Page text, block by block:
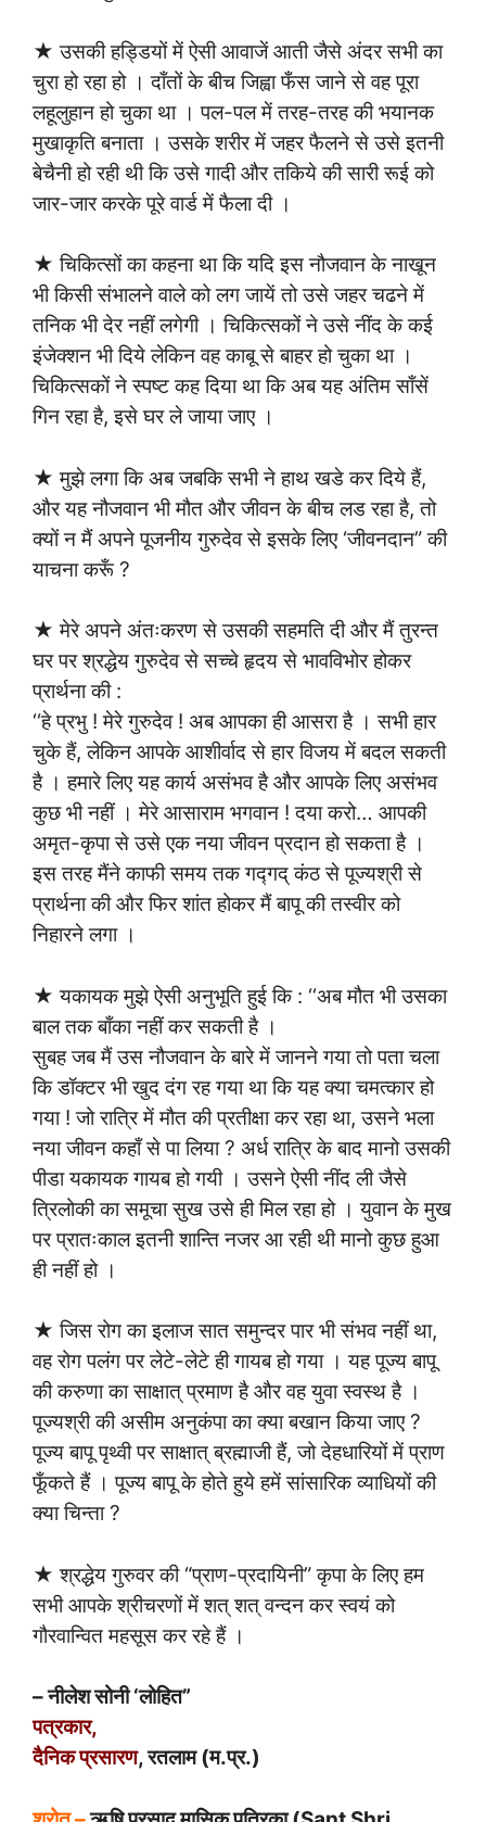
★ उसकी हड्डियों में ऐसी आवाजें आती जैसे अंदर सभी का
चुरा हो रहा हो । दाँतों के बीच जिह्वा फँस जाने से वह पूरा
लहूलुहान हो चुका था । पल-पल में तरह-तरह की भयानक
मुखाकृति बनाता । उसके शरीर में जहर फैलने से उसे इतनी
बेचैनी हो रही थी कि उसे गादी और तकिये की सारी रूई को
जार-जार करके पूरे वार्ड में फैला दी ।
★ चिकित्सों का कहना था कि यदि इस नौजवान के नाखून
भी किसी संभालने वाले को लग जायें तो उसे जहर चढने में
तनिक भी देर नहीं लगेगी । चिकित्सकों ने उसे नींद के कई
इंजेक्शन भी दिये लेकिन वह काबू से बाहर हो चुका था ।
चिकित्सकों ने स्पष्ट कह दिया था कि अब यह अंतिम साँसें
गिन रहा है, इसे घर ले जाया जाए ।
★ मुझे लगा कि अब जबकि सभी ने हाथ खडे कर दिये हैं,
और यह नौजवान भी मौत और जीवन के बीच लड रहा है, तो
क्यों न मैं अपने पूजनीय गुरुदेव से इसके लिए ‘जीवनदान” की
याचना करूँ ?
★ मेरे अपने अंतःकरण से उसकी सहमति दी और मैं तुरन्त
घर पर श्रद्धेय गुरुदेव से सच्चे हृदय से भावविभोर होकर
प्रार्थना की :
‘‘हे प्रभु ! मेरे गुरुदेव ! अब आपका ही आसरा है । सभी हार
चुके हैं, लेकिन आपके आशीर्वाद से हार विजय में बदल सकती
है । हमारे लिए यह कार्य असंभव है और आपके लिए असंभव
कुछ भी नहीं । मेरे आसाराम भगवान ! दया करो… आपकी
अमृत-कृपा से उसे एक नया जीवन प्रदान हो सकता है ।
इस तरह मैंने काफी समय तक गद्गद् कंठ से पूज्यश्री से
प्रार्थना की और फिर शांत होकर मैं बापू की तस्वीर को
निहारने लगा ।
★ यकायक मुझे ऐसी अनुभूति हुई कि : ‘‘अब मौत भी उसका
बाल तक बाँका नहीं कर सकती है ।
सुबह जब मैं उस नौजवान के बारे में जानने गया तो पता चला
कि डॉक्टर भी खुद दंग रह गया था कि यह क्या चमत्कार हो
गया ! जो रात्रि में मौत की प्रतीक्षा कर रहा था, उसने भला
नया जीवन कहाँ से पा लिया ? अर्ध रात्रि के बाद मानो उसकी
पीडा यकायक गायब हो गयी । उसने ऐसी नींद ली जैसे
त्रिलोकी का समूचा सुख उसे ही मिल रहा हो । युवान के मुख
पर प्रातःकाल इतनी शान्ति नजर आ रही थी मानो कुछ हुआ
ही नहीं हो ।
★ जिस रोग का इलाज सात समुन्दर पार भी संभव नहीं था,
वह रोग पलंग पर लेटे-लेटे ही गायब हो गया । यह पूज्य बापू
की करुणा का साक्षात् प्रमाण है और वह युवा स्वस्थ है ।
पूज्यश्री की असीम अनुकंपा का क्या बखान किया जाए ?
पूज्य बापू पृथ्वी पर साक्षात् ब्रह्माजी हैं, जो देहधारियों में प्राण
फूँकते हैं । पूज्य बापू के होते हुये हमें सांसारिक व्याधियों की
क्या चिन्ता ?
★ श्रद्धेय गुरुवर की “प्राण-प्रदायिनी” कृपा के लिए हम
सभी आपके श्रीचरणों में शत् शत् वन्दन कर स्वयं को
गौरवान्वित महसूस कर रहे हैं ।
– नीलेश सोनी ‘लोहित”
पत्रकार,
दैनिक प्रसारण, रतलाम (म.प्र.)